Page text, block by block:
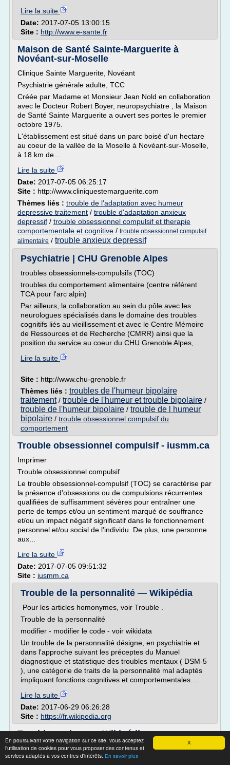
X
En poursuivant votre navigation sur ce site, vous acceptez
l'utilisation de cookies pour vous proposer des contenus et
services adaptés à vos centres d'intérêts. En savoir plus
Lire la suite
Date: 2017-07-05 13:00:15
Site : http://www.e-sante.fr
Maison de Santé Sainte-Marguerite à
Novéant-sur-Moselle
Clinique Sainte Marguerite, Novéant
Psychiatrie générale adulte, TCC
Créée par Madame et Monsieur Jean Nold en collaboration
avec le Docteur Robert Boyer, neuropsychiatre , la Maison
de Santé Sainte Marguerite a ouvert ses portes le premier
octobre 1975.
L'établissement est situé dans un parc boisé d'un hectare
au coeur de la vallée de la Moselle à Novéant-sur-Moselle,
à 18 km de...
Lire la suite
Date: 2017-07-05 06:25:17
Site : http://www.cliniquestemarguerite.com
Thèmes liés : trouble de l'adaptation avec humeur
depressive traitement / trouble d'adaptation anxieux
depressif / trouble obsessionnel compulsif et therapie
comportementale et cognitive / trouble obsessionnel compulsif
alimentaire / trouble anxieux depressif
Psychiatrie | CHU Grenoble Alpes
troubles obsessionnels-compulsifs (TOC)
troubles du comportement alimentaire (centre référent
TCA pour l'arc alpin)
Par ailleurs, la collaboration au sein du pôle avec les
neurologues spécialisés dans le domaine des troubles
cognitifs liés au vieillissement et avec le Centre Mémoire
de Ressources et de Recherche (CMRR) ainsi que la
position du service au coeur du CHU Grenoble Alpes,...
Lire la suite
Site : http://www.chu-grenoble.fr
Thèmes liés : troubles de l'humeur bipolaire
traitement/ trouble de l'humeur et trouble bipolaire /
trouble de l'humeur bipolaire / trouble de l humeur
bipolaire / trouble obsessionnel compulsif du
comportement
Trouble obsessionnel compulsif - iusmm.ca
Imprimer
Trouble obsessionnel compulsif
Le trouble obsessionnel-compulsif (TOC) se caractérise par
la présence d'obsessions ou de compulsions récurrentes
qualifiées de suffisamment sévères pour entraîner une
perte de temps et/ou un sentiment marqué de souffrance
et/ou un impact négatif significatif dans le fonctionnement
personnel et/ou social de l'individu. De plus, une personne
aux...
Lire la suite
Date: 2017-07-05 09:51:32
Site : iusmm.ca
Trouble de la personnalité — Wikipédia
Pour les articles homonymes, voir Trouble .
Trouble de la personnalité
modifier - modifier le code - voir wikidata
Un trouble de la personnalité désigne, en psychiatrie et
dans l'approche suivant les préceptes du Manuel
diagnostique et statistique des troubles mentaux ( DSM-5
), une catégorie de traits de la personnalité mal adaptés
impliquant fonctions cognitives et comportementales....
Lire la suite
Date: 2017-06-29 06:26:28
Site : https://fr.wikipedia.org
Trouble anxieux — Wikipédia
Les troubles anxieux constituent un ensemble de troubles
psychologiques et neurologiques représentant plusieurs